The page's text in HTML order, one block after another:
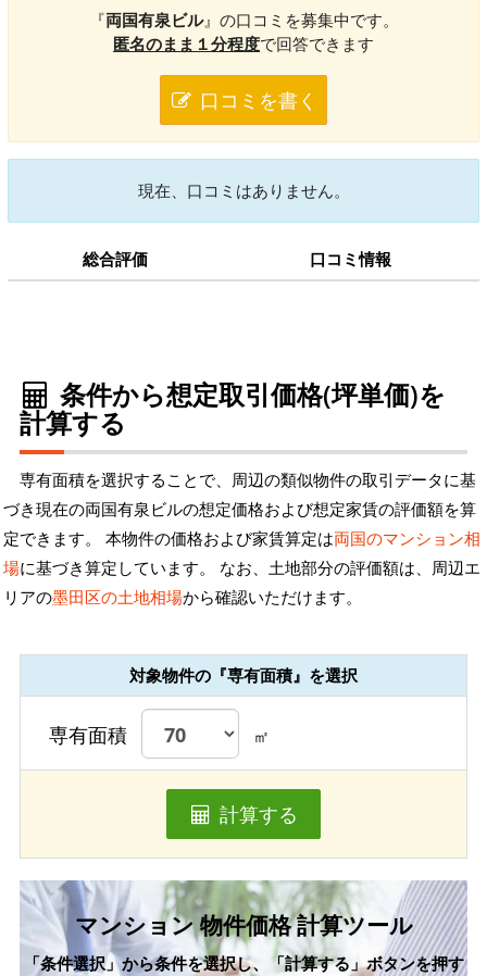
『両国有泉ビル』の口コミを募集中です。
匿名のまま１分程度で回答できます
口コミを書く
現在、口コミはありません。
総合評価 口コミ情報
条件から想定取引価格(坪単価)を
計算する
専有面積を選択することで、周辺の類似物件の取引データに基
づき現在の両国有泉ビルの想定価格および想定家賃の評価額を算
定できます。 本物件の価格および家賃算定は両国のマンション相
場に基づき算定しています。 なお、土地部分の評価額は、周辺エ
リアの墨田区の土地相場から確認いただけます。
対象物件の『専有面積』を選択
専有面積 ㎡
計算する
マンション 物件価格 計算ツール
「条件選択」から条件を選択し、「計算する」ボタンを押す